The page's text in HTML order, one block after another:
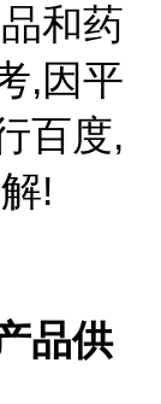
和药
,因平
百度,
!
品供